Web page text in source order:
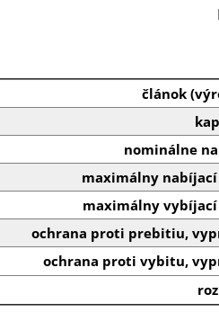
článok
nominálne
maximálny
maximálny
ochrana proti prebitiu,
ochrana proti vybitu,